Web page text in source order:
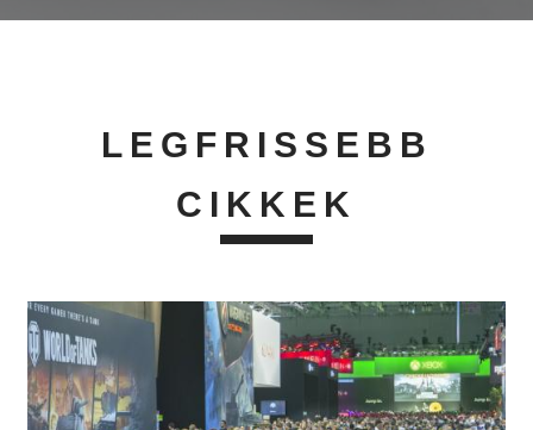
LEGFRISSEBB
CIKKEK